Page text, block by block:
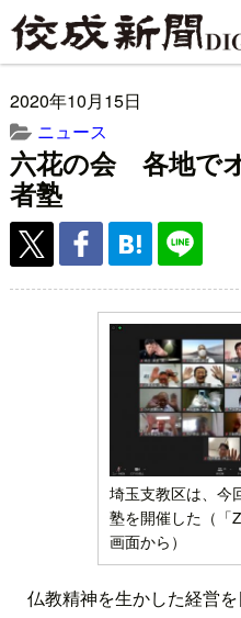
2020年10月15日
ニュース
六花の会 各地で
者塾
埼玉支教区は、今
塾を開催した（「
画面から）
仏教精神を生かした経営